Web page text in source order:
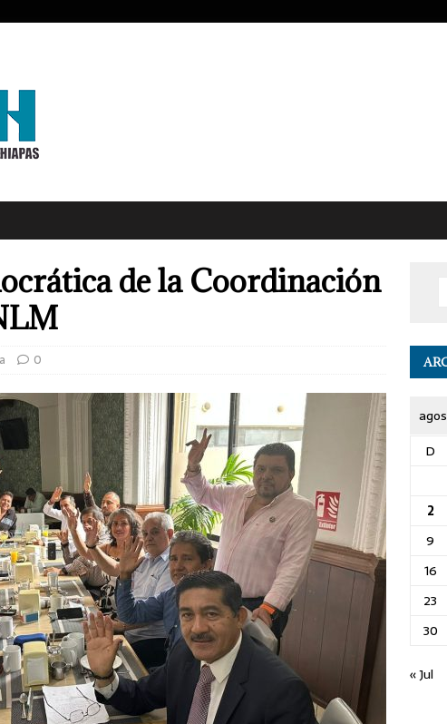
de la Coordinación
0
D
2
9
16
23
30
« Jul